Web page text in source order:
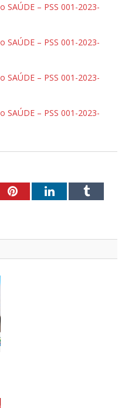
SAÚDE – PSS 001-2023-
SAÚDE – PSS 001-2023-
SAÚDE – PSS 001-2023-
SAÚDE – PSS 001-2023-
PinterestLinkedInTumblr